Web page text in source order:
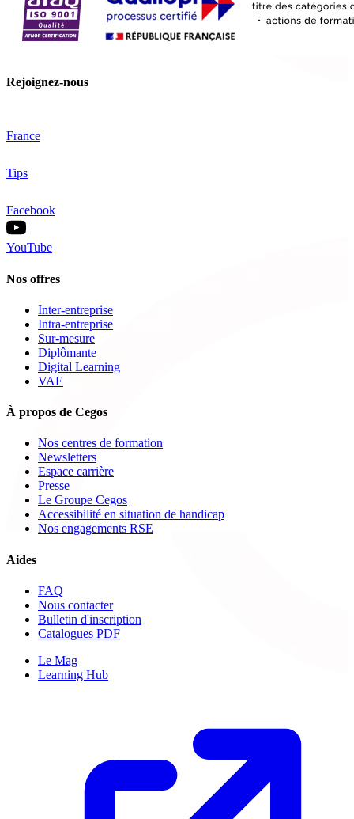
Rejoignez-nous
France
Tips
Facebook
YouTube
Nos offres
Inter-entreprise
Intra-entreprise
Sur-mesure
Diplômante
Digital Learning
VAE
À propos de Cegos
Nos centres de formation
Newsletters
Espace carrière
Presse
Le Groupe Cegos
Accessibilité en situation de handicap
Nos engagements RSE
Aides
FAQ
Nous contacter
Bulletin d'inscription
Catalogues PDF
Le Mag
Learning Hub